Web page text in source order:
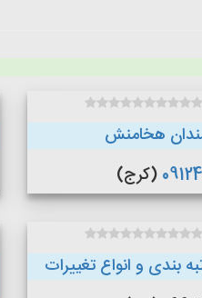
هخامنش
(کرج)
بندی و انواع تغییرات